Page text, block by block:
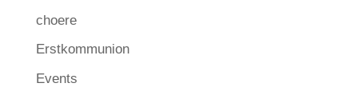
choere
Erstkommunion
Events